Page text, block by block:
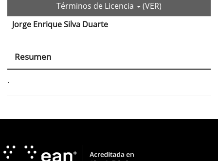
Términos de Licencia
(VER)
Contenido
principal
del
Jorge Enrique Silva Duarte
Resumen
.
Detalles
artículo